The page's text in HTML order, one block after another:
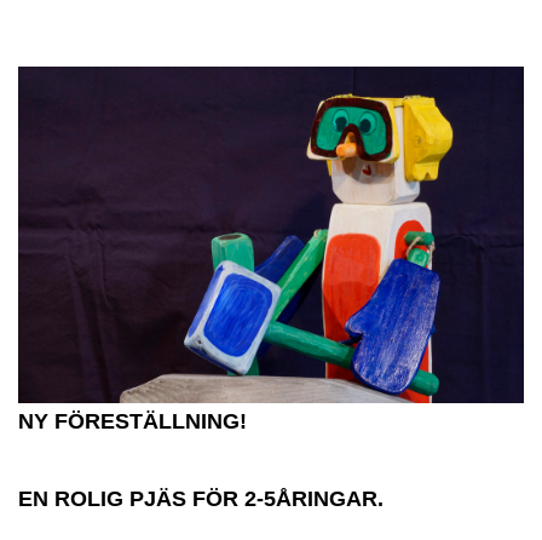
NY FÖRESTÄLLNING!
EN ROLIG PJÄS FÖR 2-5ÅRINGAR.